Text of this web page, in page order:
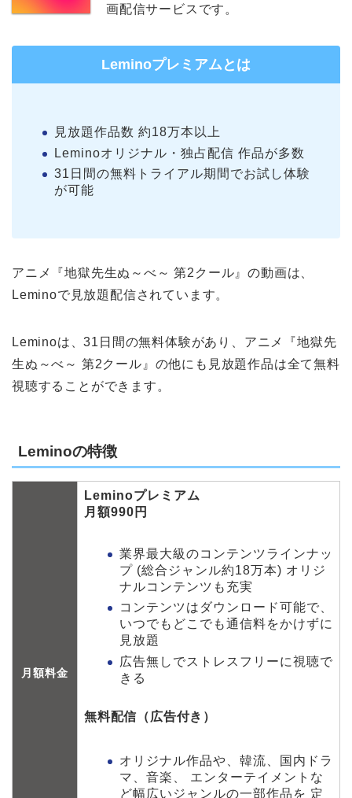
画配信サービスです。
Leminoプレミアムとは
見放題作品数 約18万本以上
Leminoオリジナル・独占配信 作品が多数
31日間の無料トライアル期間でお試し体験
が可能
アニメ『地獄先生ぬ～べ～ 第2クール』の動画は、
Leminoで見放題配信されています。
Leminoは、31日間の無料体験があり、アニメ『地獄先
生ぬ～べ～ 第2クール』の他にも見放題作品は全て無料
視聴することができます。
Leminoの特徴
月額料金
Leminoプレミアム
月額990円
業界最大級のコンテンツラインナッ
プ (総合ジャンル約18万本) オリジ
ナルコンテンツも充実
コンテンツはダウンロード可能で、
いつでもどこでも通信料をかけずに
見放題
広告無しでストレスフリーに視聴で
きる
無料配信（広告付き）
オリジナル作品や、韓流、国内ドラ
マ、音楽、 エンターテイメントな
ど幅広いジャンルの一部作品を 定